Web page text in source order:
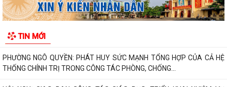
TIN MỚI
Phường Ngô Quyền đẩy mạnh công tác phòng, chống ma túy và nhân
rộng các mô hình an ninh trật tự tại...
THƯ CẢM ƠN – NIỀM TIN CỦA NHÂN DÂN DÀNH CHO CHÍNH QUYỀN
PHƯỜNG NGÔ QUYỀN: PHÁT HUY SỨC MẠNH TỔNG HỢP CỦA CẢ HỆ
THỐNG CHÍNH TRỊ TRONG CÔNG TÁC PHÒNG, CHỐNG...